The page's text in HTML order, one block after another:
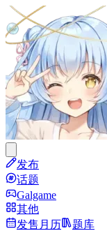
发布
话题
Galgame
其他
发售月历
题库